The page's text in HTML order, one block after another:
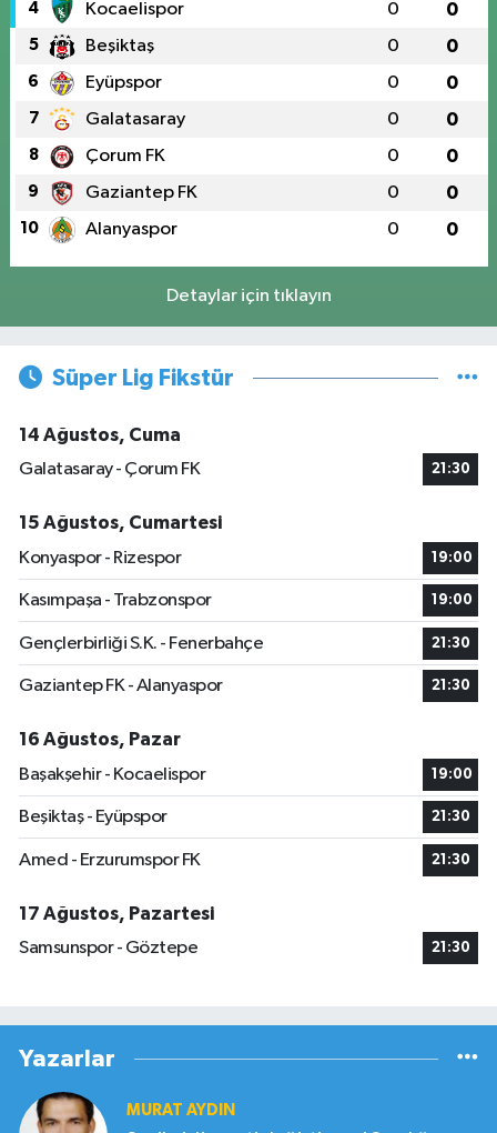
4 Kocaelispor 0 0
5 Beşiktaş 0 0
6 Eyüpspor 0 0
7 Galatasaray 0 0
8 Çorum FK 0 0
9 Gaziantep FK 0 0
10 Alanyaspor 0 0
Detaylar için tıklayın
Süper Lig Fikstür
14 Ağustos, Cuma
Galatasaray - Çorum FK
21:30
15 Ağustos, Cumartesi
Konyaspor - Rizespor
19:00
Kasımpaşa - Trabzonspor 19:00
Gençlerbirliği S.K. - Fenerbahçe 21:30
Gaziantep FK - Alanyaspor 21:30
16 Ağustos, Pazar
Başakşehir - Kocaelispor
19:00
Beşiktaş - Eyüpspor 21:30
Amed - Erzurumspor FK 21:30
17 Ağustos, Pazartesi
Samsunspor - Göztepe
21:30
Yazarlar
MURAT AYDIN